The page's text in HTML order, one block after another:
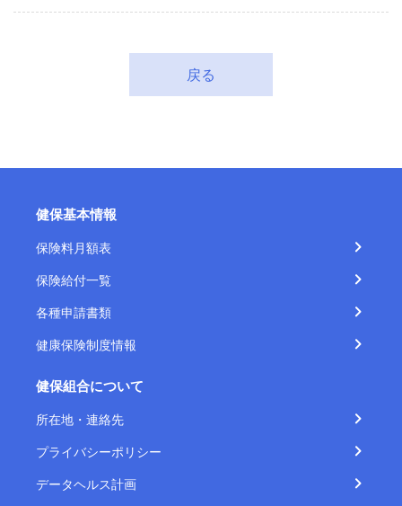
戻る
健保基本情報
保険料月額表
保険給付一覧
各種申請書類
健康保険制度情報
健保組合について
所在地・連絡先
プライバシーポリシー
データヘルス計画